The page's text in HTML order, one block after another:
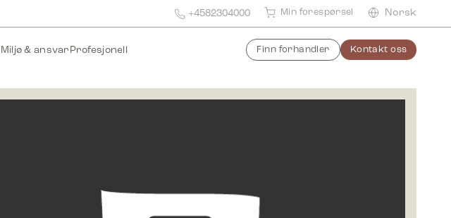
+4582304000 Min forespørsel Norsk
Miljø & ansvar Profesjonell Finn forhandler Kontakt oss